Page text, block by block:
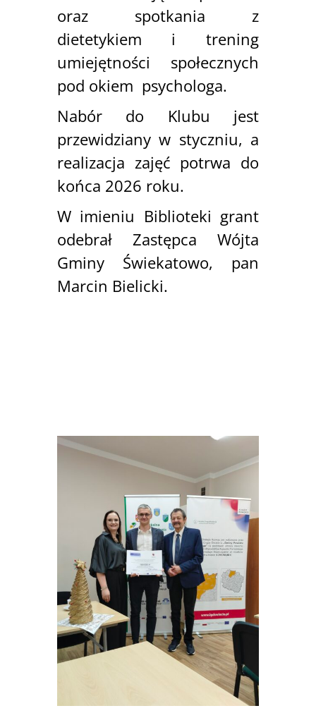
oraz spotkania z
dietetykiem i trening
umiejętności społecznych
pod okiem psychologa.
Nabór do Klubu jest
przewidziany w styczniu, a
realizacja zajęć potrwa do
końca 2026 roku.
W imieniu Biblioteki grant
odebrał Zastępca Wójta
Gminy Świekatowo, pan
Marcin Bielicki.